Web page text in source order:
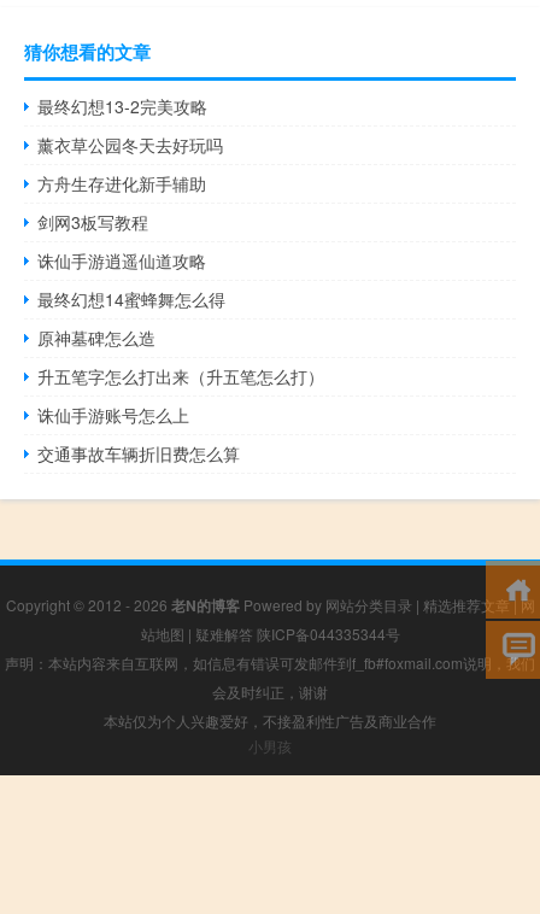
猜你想看的文章
最终幻想13-2完美攻略
薰衣草公园冬天去好玩吗
方舟生存进化新手辅助
剑网3板写教程
诛仙手游逍遥仙道攻略
最终幻想14蜜蜂舞怎么得
原神墓碑怎么造
升五笔字怎么打出来（升五笔怎么打）
诛仙手游账号怎么上
交通事故车辆折旧费怎么算
Copyright © 2012 - 2026 老N的博客Powered by 网站分类目录 | 精选推荐文章| 网
站地图 | 疑难解答 陕ICP备044335344号
声明：本站内容来自互联网，如信息有错误可发邮件到f_fb#foxmail.com说明，我们
会及时纠正，谢谢
本站仅为个人兴趣爱好，不接盈利性广告及商业合作
小男孩